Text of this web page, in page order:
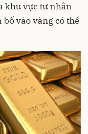
khu vực tư nhân
vào vàng có thể